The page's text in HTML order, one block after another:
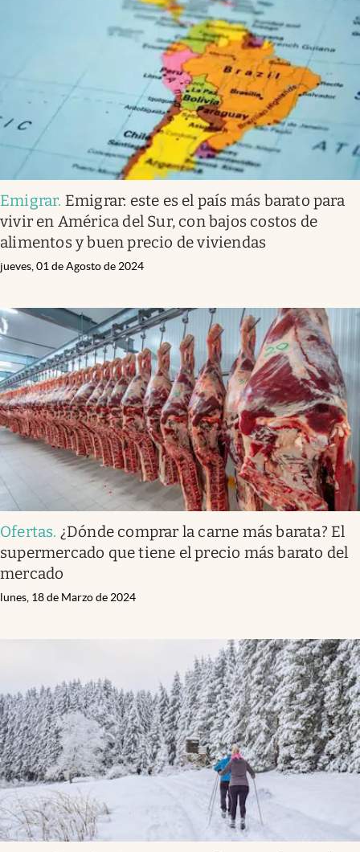
Emigrar. Emigrar: este es el país más barato para
vivir en América del Sur, con bajos costos de
alimentos y buen precio de viviendas
jueves, 01 de Agosto de 2024
Ofertas. ¿Dónde comprar la carne más barata? El
supermercado que tiene el precio más barato del
mercado
lunes, 18 de Marzo de 2024